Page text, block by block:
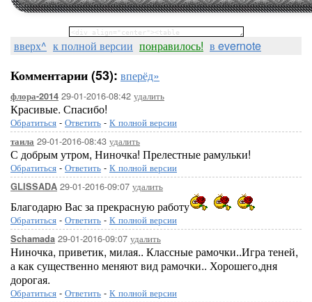
вверх^ к полной версии понравилось! в evernote
Комментарии (53): вперёд»
флора-2014 29-01-2016-08:42 удалить
Красивые. Спасибо!
Обратиться - Ответить - К полной версии
таила 29-01-2016-08:43 удалить
С добрым утром, Ниночка! Прелестные рамульки!
Обратиться - Ответить - К полной версии
GLISSADA 29-01-2016-09:07 удалить
Благодарю Вас за прекрасную работу
Обратиться - Ответить - К полной версии
Schamada 29-01-2016-09:07 удалить
Ниночка, приветик, милая.. Классные рамочки..Игра теней,
а как существенно меняют вид рамочки.. Хорошего,дня
дорогая.
Обратиться - Ответить - К полной версии